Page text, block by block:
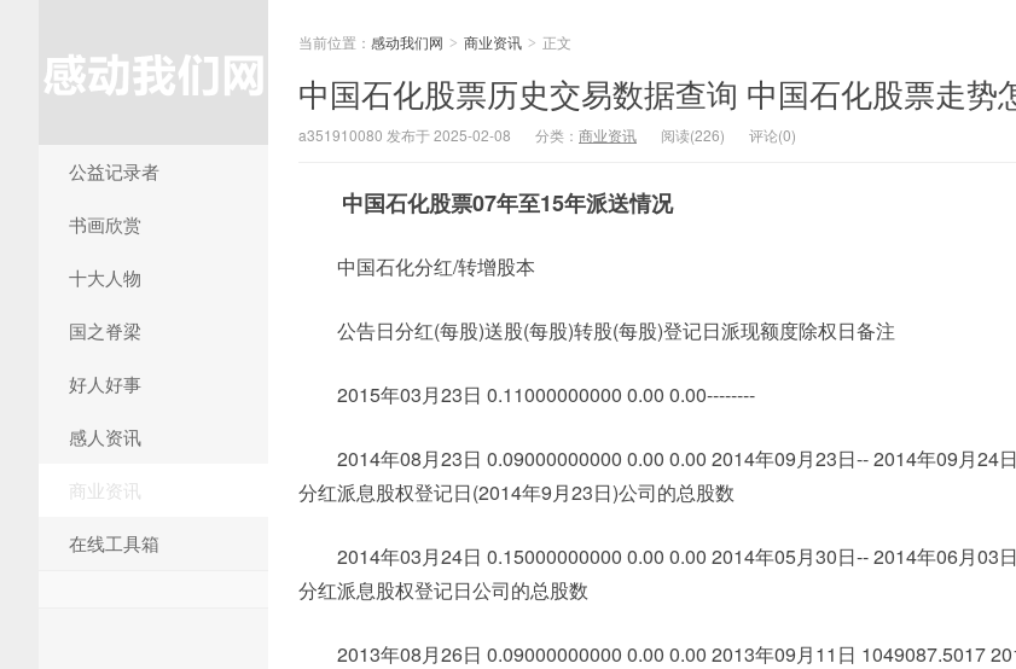
公益记录者
书画欣赏
十大人物
国之脊梁
好人好事
感人资讯
商业资讯
在线工具箱
当前位置： 感动我们网 > 商业资讯 > 正文
中国石化股票历史交易数据查询 中国石化股票走势
a351910080 发布于 2025-02-08 分类： 商业资讯 阅读(226) 评论(0)
中国石化股票07年至15年派送情况
中国石化分红/转增股本
公告日分红(每股)送股(每股)转股(每股)登记日派现额度除权日备注
2015年03月23日 0.11000000000 0.00 0.00--------
2014年08月23日 0.09000000000 0.00 0.00 2014年09月23日-- 2014年09月24
分红派息股权登记日(2014年9月23日)公司的总股数
2014年03月24日 0.15000000000 0.00 0.00 2014年05月30日-- 2014年06月03
分红派息股权登记日公司的总股数
2013年08月26日 0.09000000000 0.00 0.00 2013年09月11日 1049087.5017